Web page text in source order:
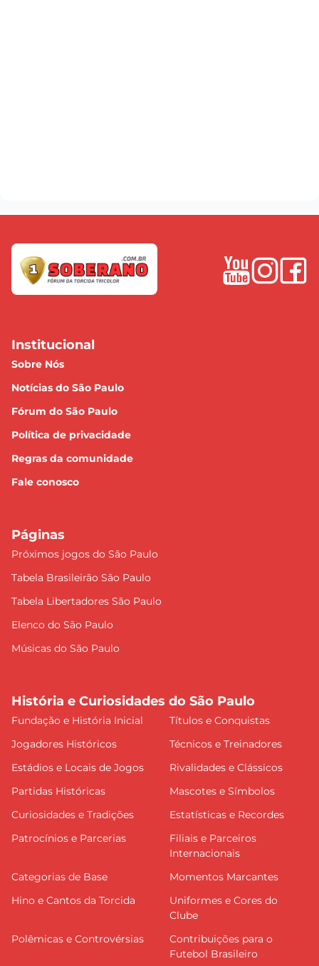
Institucional
Sobre Nós
Notícias do São Paulo
Fórum do São Paulo
Política de privacidade
Regras da comunidade
Fale conosco
Páginas
Próximos jogos do São Paulo
Tabela Brasileirão São Paulo
Tabela Libertadores São Paulo
Elenco do São Paulo
Músicas do São Paulo
História e Curiosidades do São Paulo
Fundação e História Inicial
Títulos e Conquistas
Jogadores Históricos
Técnicos e Treinadores
Estádios e Locais de Jogos
Rivalidades e Clássicos
Partidas Históricas
Mascotes e Símbolos
Curiosidades e Tradições
Estatísticas e Recordes
Patrocínios e Parcerias
Filiais e Parceiros
Internacionais
Categorias de Base
Momentos Marcantes
Hino e Cantos da Torcida
Uniformes e Cores do
Clube
Polêmicas e Controvérsias
Contribuições para o
Futebol Brasileiro